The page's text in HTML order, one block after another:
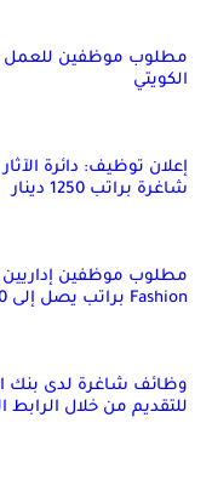
مطلوب موظفين للعمل
الكويتي
إعلان توظيف: دائرة
شاغرة براتب 1250 دينار
Fashion براتب يصل إلى 550 دينار أردني
وظائف شاغرة لدى بنك
للتقديم من خلال الرابط